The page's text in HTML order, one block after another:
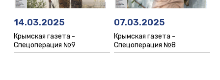
14.03.2025
Крымская газета -
Спецоперация №9
07.03.2025
Крымская газета -
Спецоперация №8